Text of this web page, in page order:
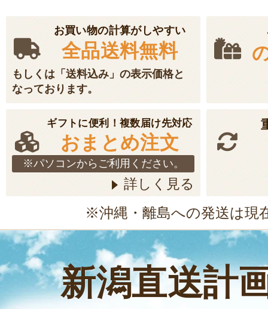
お買い物の計算がしやすい
全品送料無料
もしくは「送料込み」の表示価格と
なっております。
ギフトに便利！複数届け先対応
おまとめ注文
※パソコンからご利用ください。
詳しく見る
※沖縄・離島への発送は現
新潟直送計